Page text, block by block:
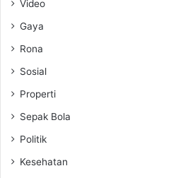
Video
Gaya
Rona
Sosial
Properti
Sepak Bola
Politik
Kesehatan